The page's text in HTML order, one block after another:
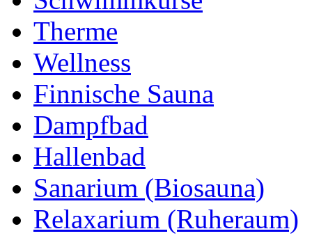
Therme
Wellness
Finnische Sauna
Dampfbad
Hallenbad
Sanarium (Biosauna)
Relaxarium (Ruheraum)